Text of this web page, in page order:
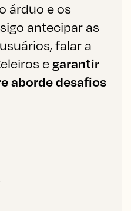
árduo e os
antecipar as
falar a
e garantir
aborde desafios